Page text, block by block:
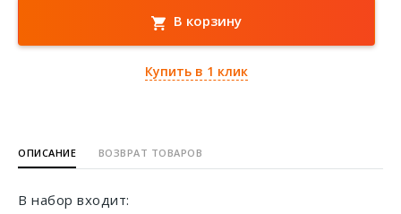
В корзину
Купить в 1 клик
ОПИСАНИЕ ВОЗВРАТ ТОВАРОВ
В набор входит: